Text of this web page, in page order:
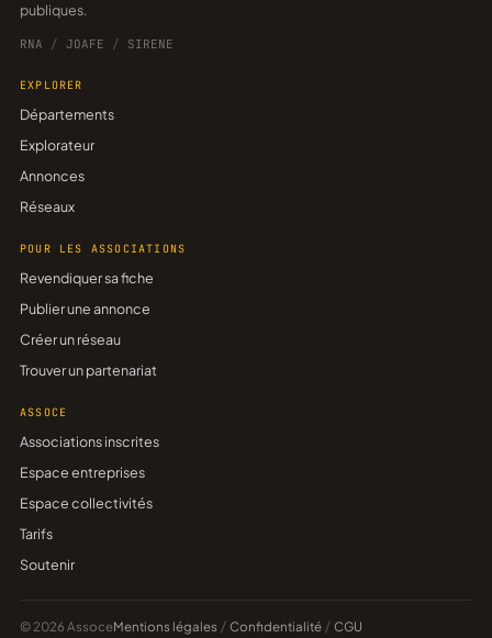
publiques.
RNA / JOAFE / SIRENE
EXPLORER
Départements
Explorateur
Annonces
Réseaux
POUR LES ASSOCIATIONS
Revendiquer sa fiche
Publier une annonce
Créer un réseau
Trouver un partenariat
ASSOCE
Associations inscrites
Espace entreprises
Espace collectivités
Tarifs
Soutenir
© 2026 AssoceMentions légales / Confidentialité / CGU